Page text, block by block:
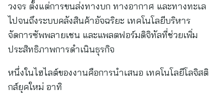
วงจร ตั้งแต่การขนส่งทางบก ทางอากาศ และทางทะเล
ไปจนถึงระบบคลังสินค้าอัจฉริยะ เทคโนโลยีบริหาร
จัดการซัพพลายเชน และแพลตฟอร์มดิจิทัลที่ช่วยเพิ่ม
ประสิทธิภาพการดำเนินธุรกิจ
หนึ่งในไฮไลต์ของงานคือการนำเสนอ เทคโนโลยีโลจิสติ
กส์ยุคใหม่ อาทิ